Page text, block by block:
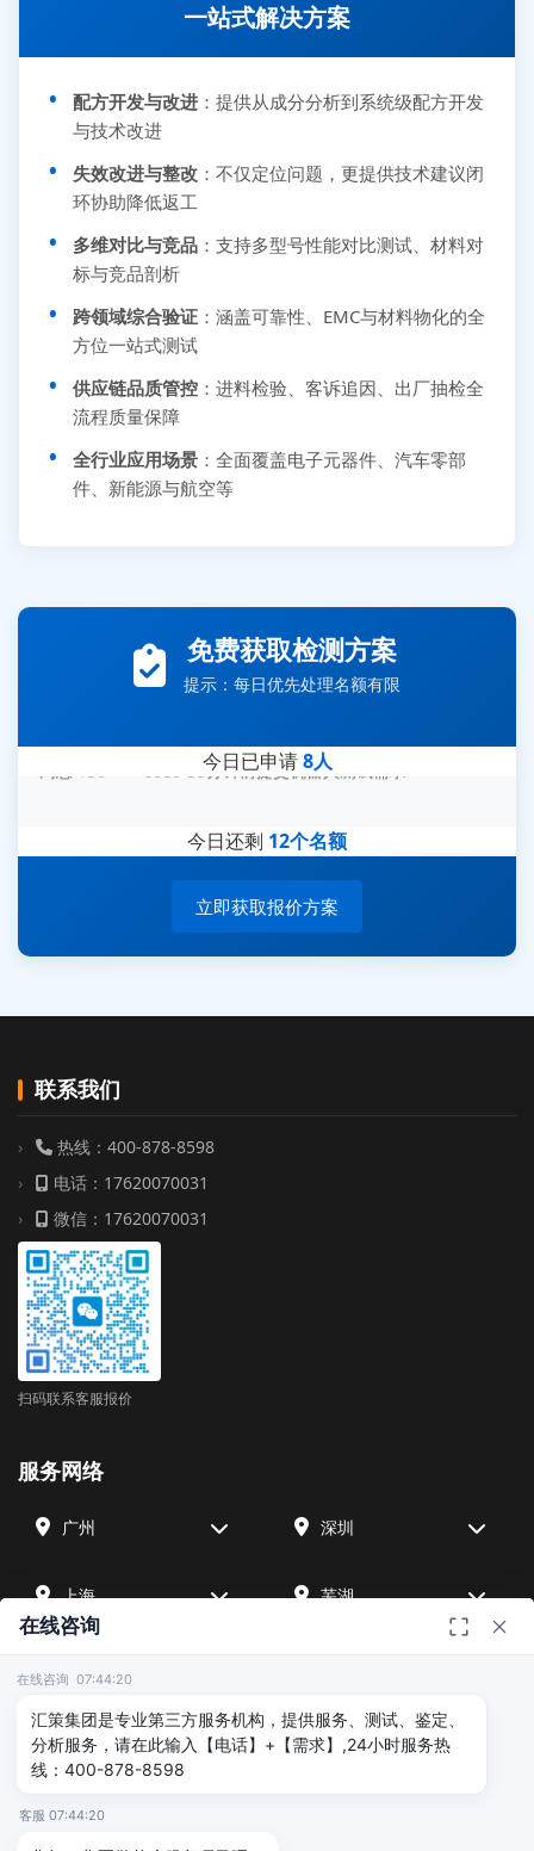
一站式解决方案
配方开发与改进 ：提供从成分分析到系统级配方开发
与技术改进
失效改进与整改 ：不仅定位问题，更提供技术建议闭
环协助降低返工
多维对比与竞品 ：支持多型号性能对比测试、材料对
标与竞品剖析
跨领域综合验证 ：涵盖可靠性、EMC与材料物化的全
方位一站式测试
供应链品质管控 ：进料检验、客诉追因、出厂抽检全
流程质量保障
全行业应用场景 ：全面覆盖电子元器件、汽车零部
件、新能源与航空等
免费获取检测方案
提示：每日优先处理名额有限
今日已申请8人
张先生 138****5889 刚刚提交EMC报价需求
王经理 186****9012 7分钟前提交并网/涉网试验需求
赵总 135****7688 12分钟前提交芯片失效分析需求
刘先生 139****7889 18分钟前提交防爆测试需求
杨经理 187****6696 30分钟前提交无人机测试需求
今日还剩 12个名额
立即获取报价方案
联系我们
热线：400-878-8598
电话：17620070031
微信：17620070031
扫码联系客服报价
服务网络
广州 深圳
上海 芜湖
北京 武汉
友情链接
在线咨询
在线咨询 07:44:20
汇策集团是专业第三方服务机构，提供服务、测试、鉴定、
分析服务，请在此输入【电话】+【需求】,24小时服务热
线：400-878-8598
客服 07:44:20